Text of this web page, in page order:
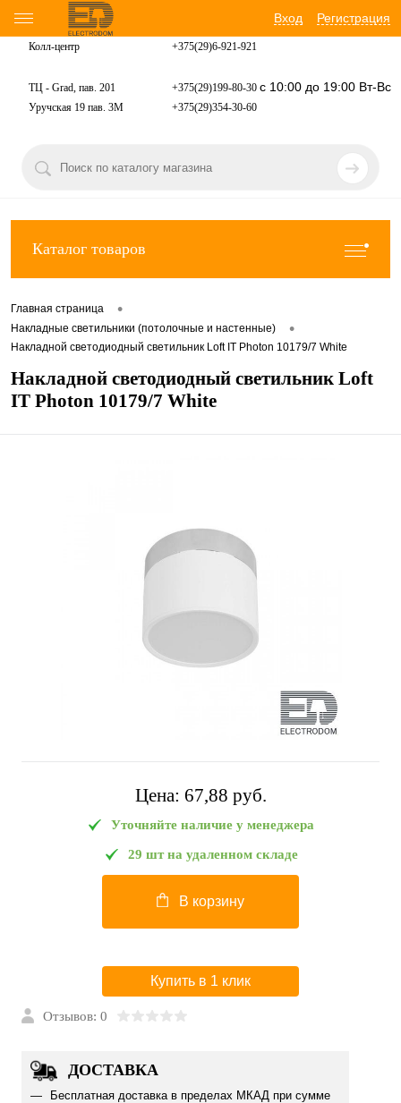
Вход Регистрация
Колл-центр +375(29)6-921-921
ТЦ - Grad, пав. 201 +375(29)199-80-30 с 10:00 до 19:00 Вт-Вс
Уручская 19 пав. 3М +375(29)354-30-60
Каталог товаров
Главная страница •
Накладные светильники (потолочные и настенные) •
Накладной светодиодный светильник Loft IT Photon 10179/7 White
Накладной светодиодный светильник Loft
IT Photon 10179/7 White
Цена: 67,88 pуб.
Уточняйте наличие у менеджера
29 шт на удаленном складе
В корзину
Купить в 1 клик
Отзывов: 0
ДОСТАВКА
Бесплатная доставка в пределах МКАД при сумме